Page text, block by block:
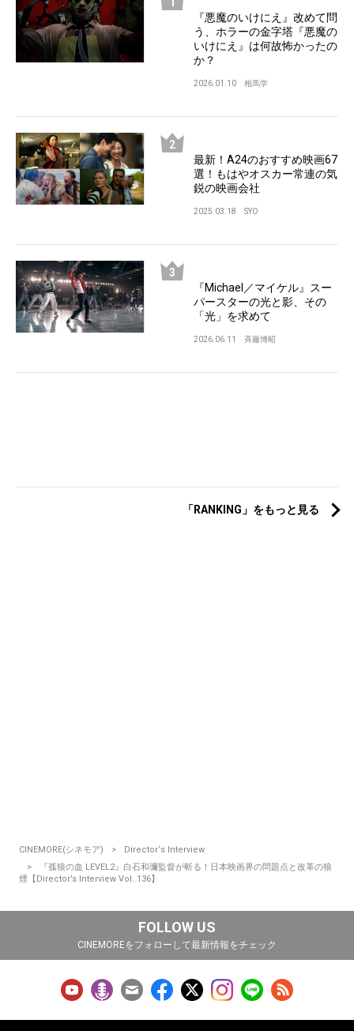
『悪魔のいけにえ』改めて問
う、ホラーの金字塔『悪魔の
いけにえ』は何故怖かったの
か？
2026.01.10 相馬学
最新！A24のおすすめ映画67
選！もはやオスカー常連の気
鋭の映画会社
2025.03.18 SYO
『Michael／マイケル』スー
パースターの光と影、その
「光」を求めて
2026.06.11 斉藤博昭
「RANKING」をもっと見る
CINEMORE(シネモア)
Director‘s Interview
『孤狼の血 LEVEL2』白石和彌監督が斬る！日本映画界の問題点と改革の狼
煙【Director’s Interview Vol. 136】
FOLLOW US
CINEMOREをフォローして最新情報をチェック